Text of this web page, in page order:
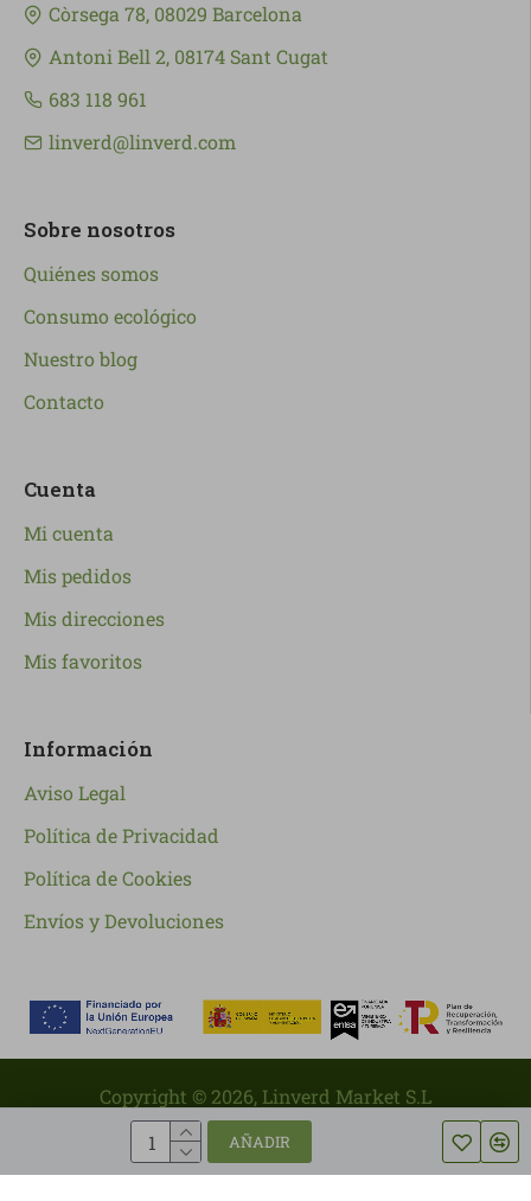
AÑADIR
Còrsega 78, 08029 Barcelona
Antoni Bell 2, 08174 Sant Cugat
683 118 961
linverd@linverd.com
Sobre nosotros
Quiénes somos
Consumo ecológico
Nuestro blog
Contacto
Cuenta
Mi cuenta
Mis pedidos
Mis direcciones
Mis favoritos
Información
Aviso Legal
Política de Privacidad
Política de Cookies
Envíos y Devoluciones
Copyright © 2026, Linverd Market S.L